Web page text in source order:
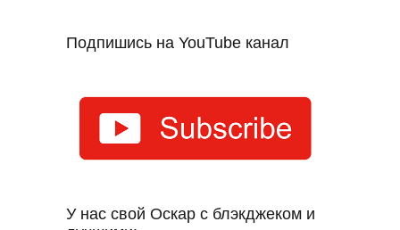
Подпишись на YouTube канал
У нас свой Оскар с блэкджеком и